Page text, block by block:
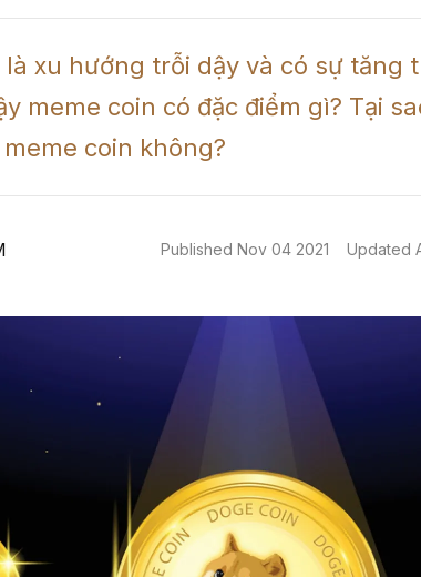
là xu hướng trỗi dậy và có sự tăng
meme coin có đặc điểm gì? Tại
coin không?
Published Nov 04 2021 Updated